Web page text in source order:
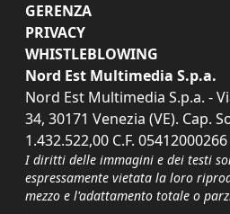
GERENZA
PRIVACY
WHISTLEBLOWING
Nord Est Multimedia S.p.a.
Nord Est Multimedia S.p.a. -
34, 30171 Venezia (VE). Cap.
1.432.522,00 C.F.
I diritti delle immagini e dei testi
espressamente vietata la loro
mezzo e l'adattamento totale o